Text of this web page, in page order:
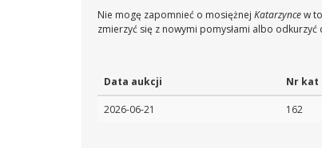
Nie mogę zapomnieć o mosiężnej Katarzyncew
zmierzyć się z nowymi pomysłami albo
Data aukcji Nr kat
2026-06-21 162